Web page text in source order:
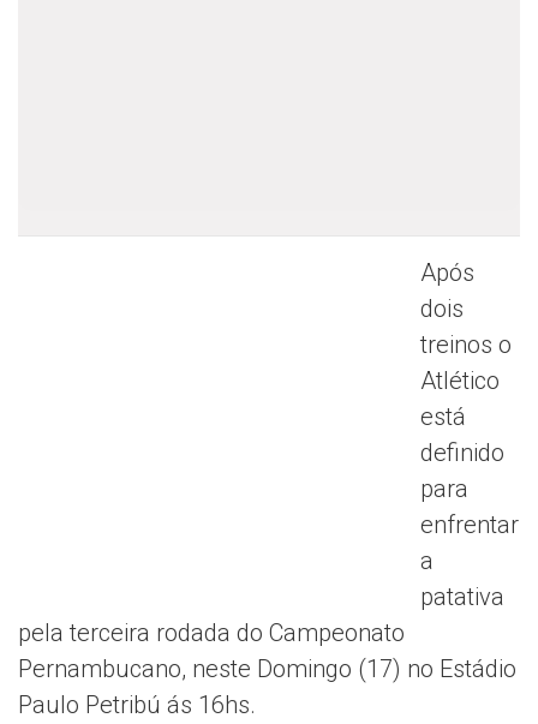
Após
dois
treinos o
Atlético
está
definido
para
enfrentar
a
patativa
pela terceira rodada do Campeonato
Pernambucano, neste Domingo (17) no Estádio
Paulo Petribú ás 16hs.